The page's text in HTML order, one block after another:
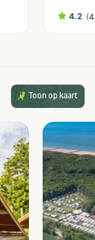
4.2 (
Toon op kaart